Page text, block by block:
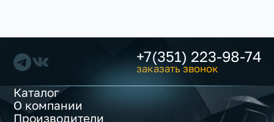
+7(351) 223-98-74
заказать звонок
Каталог
О компании
Производители